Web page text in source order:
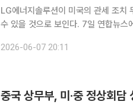
LG에너지솔루션이 미국의 관세 조치
수 있을 것으로 보인다. 7일 연합뉴스에 따르면 LG에너지솔루션은 미국 법원의 관세 부과 조치 무
계는 현시점 기준 환급금을 1000억원
2026-06-07 20:11
중국 상무부, 미·중 정상회